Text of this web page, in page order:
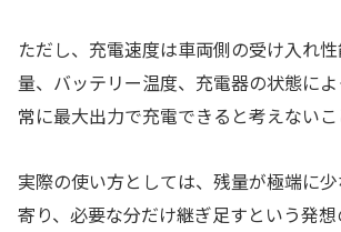
ただし、充電速度は車両側の受け入れ
量、バッテリー温度、充電器の状態によ
常に最大出力で充電できると考えないこ
実際の使い方としては、残量が極端に
寄り、必要な分だけ継ぎ足すという発